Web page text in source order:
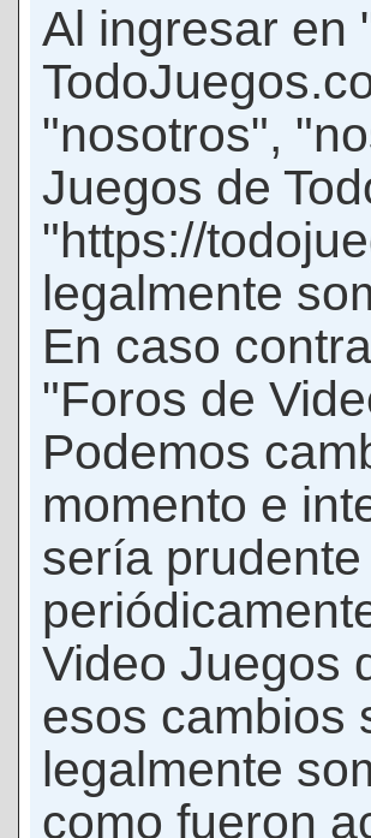
Al ingresar en
"nosotros",
Juegos de
"https://
legalmente
En caso
"Foros de
Podemos
momento e
sería
Video Juegos
esos cambios
legalmente
como fueron